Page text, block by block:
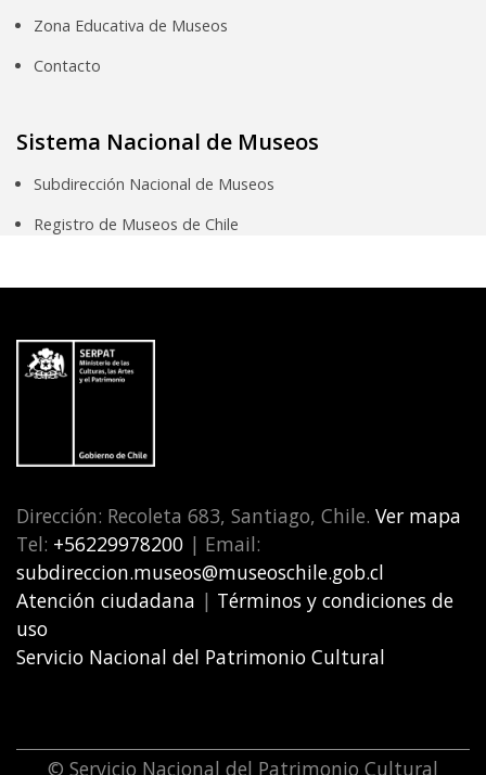
Zona Educativa de Museos
Contacto
Sistema Nacional de Museos
Subdirección Nacional de Museos
Registro de Museos de Chile
Dirección: Recoleta 683, Santiago, Chile. Ver mapa
Tel: +56229978200 | Email:
subdireccion.museos@museoschile.gob.cl
Atención ciudadana | Términos y condiciones de
uso
Servicio Nacional del Patrimonio Cultural
© Servicio Nacional del Patrimonio Cultural